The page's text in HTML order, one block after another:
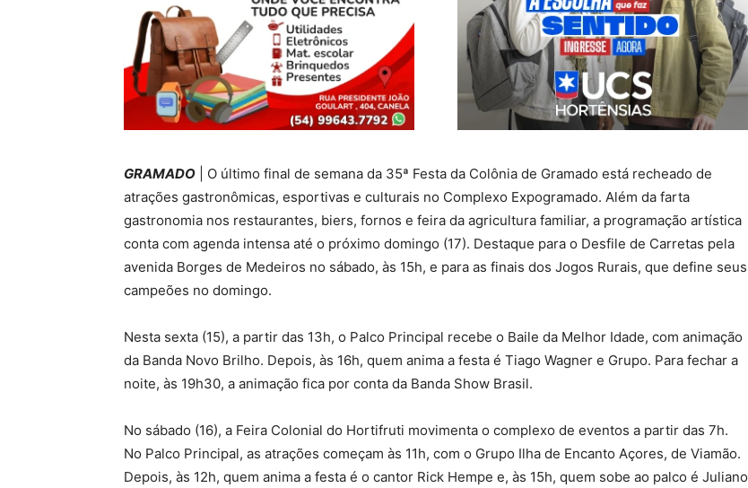
GRAMADO | O último final de semana da 35ª Festa da Colônia de Gramado está recheado de
atrações gastronômicas, esportivas e culturais no Complexo Expogramado. Além da farta
gastronomia nos restaurantes, biers, fornos e feira da agricultura familiar, a programação artística
conta com agenda intensa até o próximo domingo (17). Destaque para o Desfile de Carretas pela
avenida Borges de Medeiros no sábado, às 15h, e para as finais dos Jogos Rurais, que define seus
campeões no domingo.
Nesta sexta (15), a partir das 13h, o Palco Principal recebe o Baile da Melhor Idade, com animação
da Banda Novo Brilho. Depois, às 16h, quem anima a festa é Tiago Wagner e Grupo. Para fechar a
noite, às 19h30, a animação fica por conta da Banda Show Brasil.
No sábado (16), a Feira Colonial do Hortifruti movimenta o complexo de eventos a partir das 7h.
No Palco Principal, as atrações começam às 11h, com o Grupo Ilha de Encanto Açores, de Viamão.
Depois, às 12h, quem anima a festa é o cantor Rick Hempe e, às 15h, quem sobe ao palco é Juliano